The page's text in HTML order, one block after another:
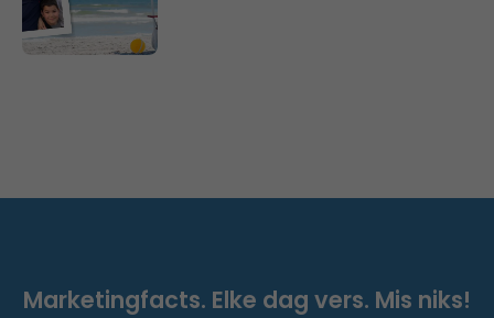
Marketingfacts. Elke dag vers. Mis niks!